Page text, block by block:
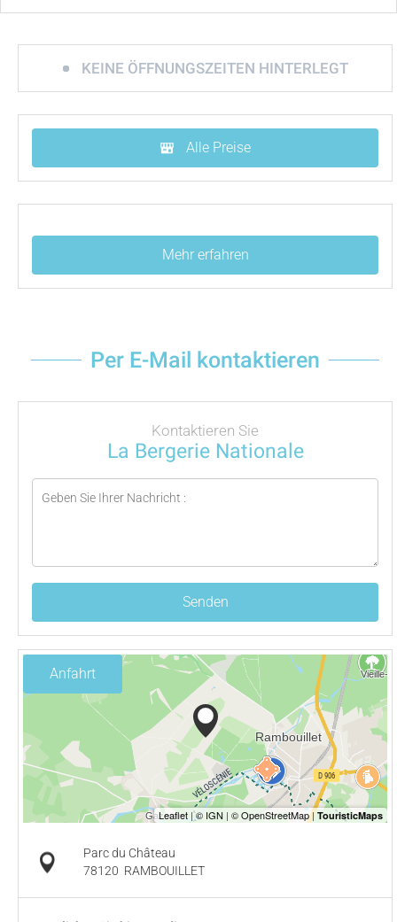
KEINE ÖFFNUNGSZEITEN HINTERLEGT
Alle Preise
Mehr erfahren
Per E-Mail kontaktieren
Kontaktieren Sie
La Bergerie Nationale
Senden
Anfahrt
Parc du Château
78120 RAMBOUILLET